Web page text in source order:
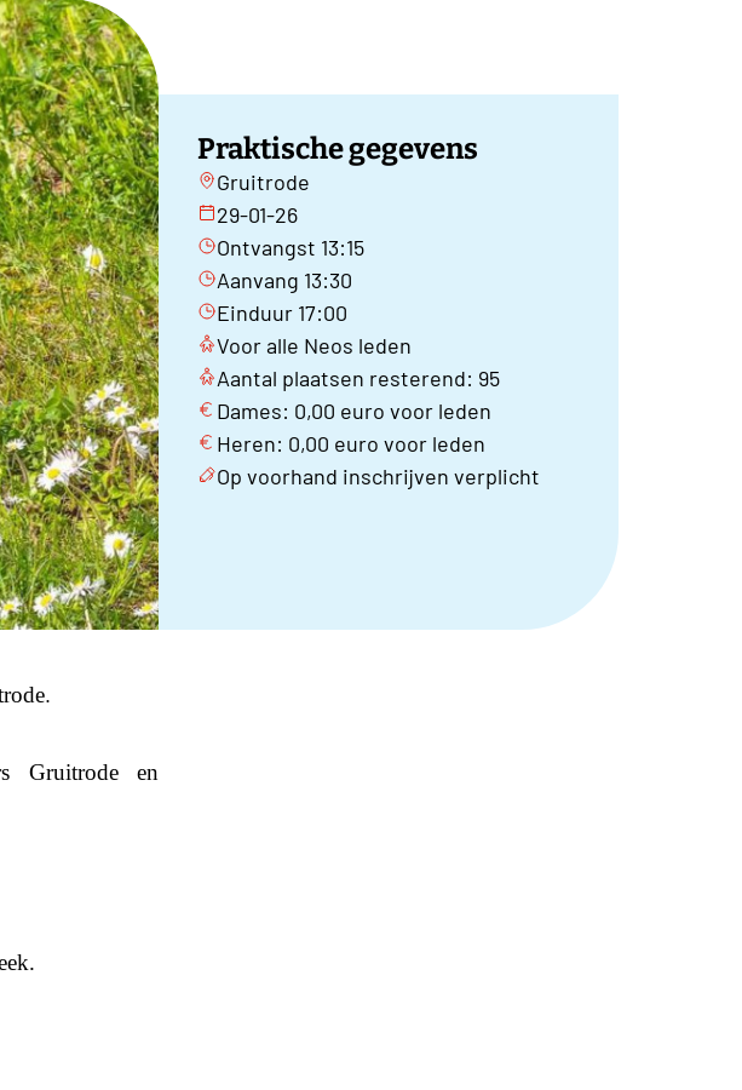
Praktische gegevens
Gruitrode
29-01-26
Ontvangst 13:15
Aanvang 13:30
Einduur 17:00
Voor alle Neos leden
Aantal plaatsen resterend: 95
Dames: 0,00 euro voor leden
Heren: 0,00 euro voor leden
Op voorhand inschrijven verplicht
.
Gruitrode en